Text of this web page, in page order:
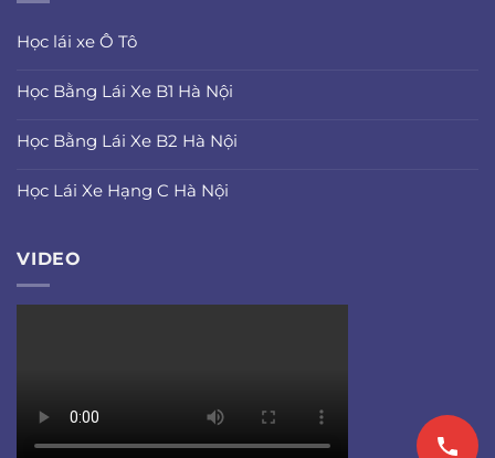
Học lái xe Ô Tô
Học Bằng Lái Xe B1 Hà Nội
Học Bằng Lái Xe B2 Hà Nội
Học Lái Xe Hạng C Hà Nội
VIDEO